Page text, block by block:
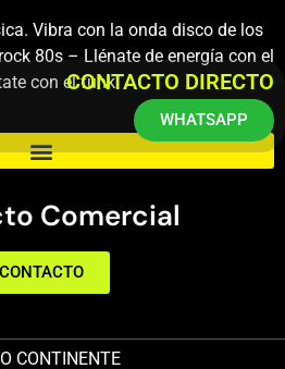
Vibra con la onda disco de los
80s – Llénate de energía con el
con el funk.
Comercial
CONTACTO
CONTINENTE
CONTACTO DIRECTO
WHATSAPP